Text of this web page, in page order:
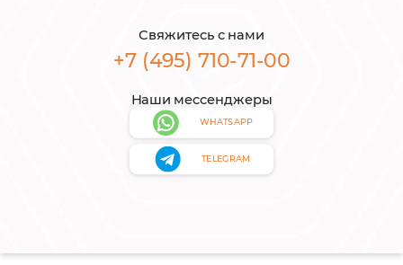
Свяжитесь с нами
+7 (495) 710-71-00
Наши мессенджеры
WHATSAPP
TELEGRAM